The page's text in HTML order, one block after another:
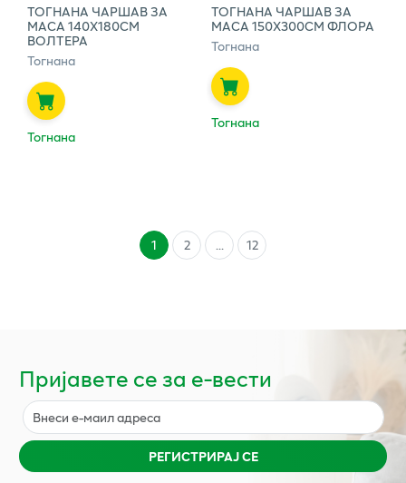
ТОГНАНА ЧАРШАВ ЗА
МАСА 140Х180СМ
ВОЛТЕРА
Тогнана
Тогнана
ТОГНАНА ЧАРШАВ ЗА
МАСА 150Х300СМ ФЛОРА
Тогнана
Тогнана
1 2 ... 12
Пријавете се за е-вести
РЕГИСТРИРАЈ СЕ